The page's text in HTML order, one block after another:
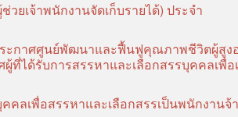
ยเจ้าพนักงานจัดเก็บรายได้) ประจำ
ะกาศศูนย์พัฒนาและฟื้นฟูคุณภาพชีวิตผู้สูง
ที่ได้รับการสรรหาและเลือกสรรบุคคลเพื่อ
คลเพื่อสรรหาและเลือกสรรเป็นพนักงานจ้